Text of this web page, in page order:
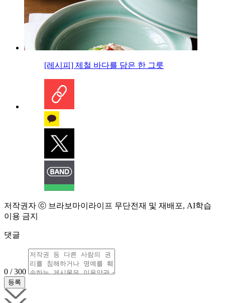
[레시피] 제철 바다를 담은 한 그릇
저작권자 ⓒ 브라보마이라이프 무단전재 및 재배포, AI학습
이용 금지
댓글
0 / 300